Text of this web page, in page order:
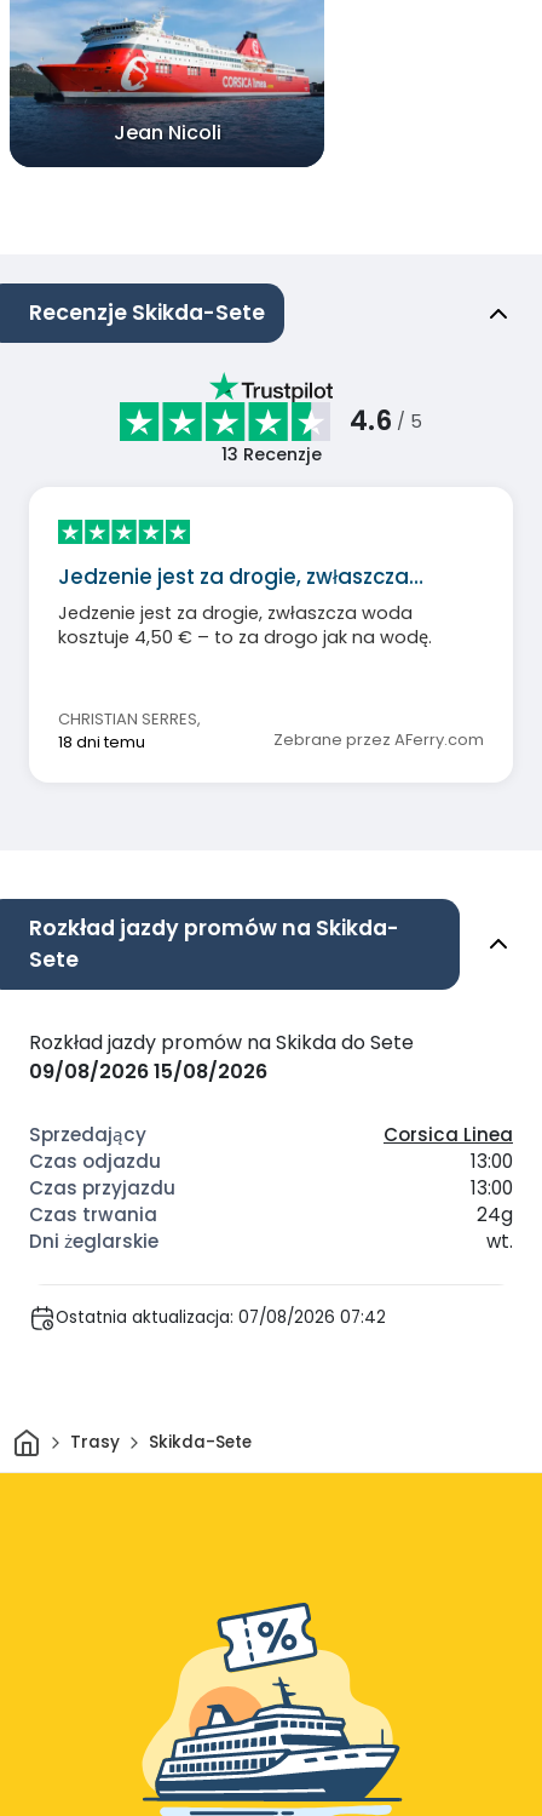
Jean Nicoli
Recenzje Skikda-Sete
4.6 / 5
13 Recenzje
Jedzenie jest za drogie, zwłaszcza…
Jedzenie jest za drogie, zwłaszcza woda
kosztuje 4,50 € – to za drogo jak na wodę.
CHRISTIAN SERRES,
18 dni temu
Zebrane przez AFerry.com
Rozkład jazdy promów na Skikda-
Sete
Rozkład jazdy promów na Skikda do Sete
09/08/202615/08/2026
Corsica Linea
13:00
13:00
24g
wt.
Ostatnia aktualizacja: 07/08/2026 07:42
DomTrasy Skikda-Sete